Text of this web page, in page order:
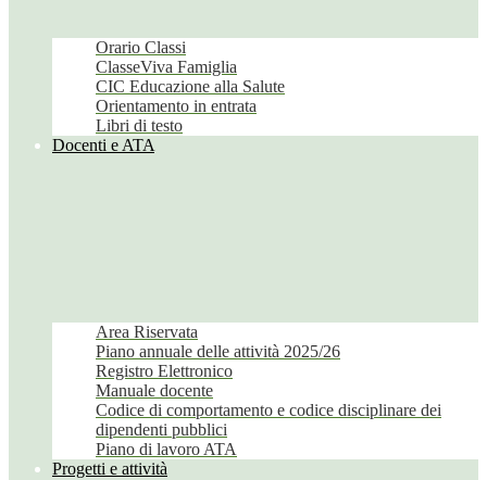
Orario Classi
ClasseViva Famiglia
CIC Educazione alla Salute
Orientamento in entrata
Libri di testo
Docenti e ATA
Area Riservata
Piano annuale delle attività 2025/26
Registro Elettronico
Manuale docente
Codice di comportamento e codice disciplinare dei
dipendenti pubblici
Piano di lavoro ATA
Progetti e attività